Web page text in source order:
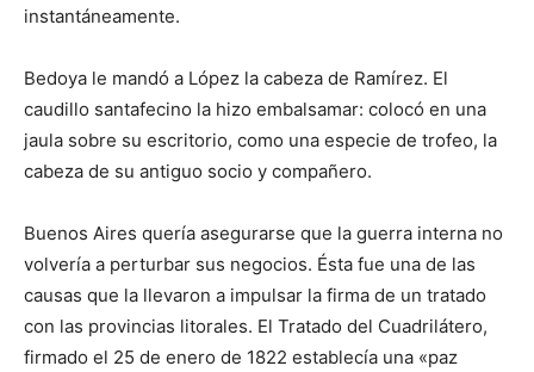
instantáneamente.
Bedoya le mandó a López la cabeza de Ramírez. El
caudillo santafecino la hizo embalsamar: colocó en una
jaula sobre su escritorio, como una especie de trofeo, la
cabeza de su antiguo socio y compañero.
Buenos Aires quería asegurarse que la guerra interna no
volvería a perturbar sus negocios. Ésta fue una de las
causas que la llevaron a impulsar la firma de un tratado
con las provincias litorales. El Tratado del Cuadrilátero,
firmado el 25 de enero de 1822 establecía una «paz